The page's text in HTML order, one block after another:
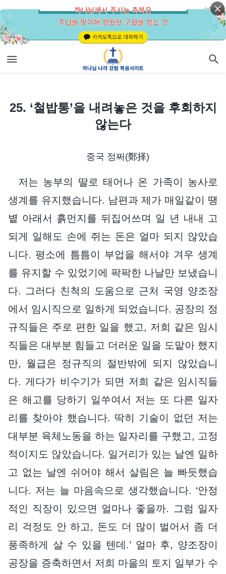
25. ‘철밥통’을 내려놓은 것을 후회하지 않는다
25. ‘철밥통’을 내려놓은 것을 후회하지
않는다
중국 정쩌(鄭择)
저는 농부의 딸로 태어나 온 가족이 농사로
생계를 유지했습니다. 남편과 제가 매일같이 땡
볕 아래서 흙먼지를 뒤집어쓰며 일 년 내내 고
되게 일해도 손에 쥐는 돈은 얼마 되지 않았습
니다. 평소에 틈틈이 부업을 해서야 겨우 생계
를 유지할 수 있었기에 팍팍한 나날만 보냈습니
다. 그러다 친척의 도움으로 근처 국영 양조장
에서 임시직으로 일하게 되었습니다. 공장의 정
규직들은 주로 편한 일을 했고, 저희 같은 임시
직들은 대부분 힘들고 더러운 일을 도맡아 했지
만, 월급은 정규직의 절반밖에 되지 않았습니
다. 게다가 비수기가 되면 저희 같은 임시직들
은 해고를 당하기 일쑤여서 저는 또 다른 일자
리를 찾아야 했습니다. 딱히 기술이 없던 저는
대부분 육체노동을 하는 일자리를 구했고, 고정
적이지도 않았습니다. 일거리가 있는 날엔 일하
고 없는 날엔 쉬어야 해서 살림은 늘 빠듯했습
니다. 저는 늘 마음속으로 생각했습니다. ‘안정
적인 직장이 있으면 얼마나 좋을까. 그럼 일자
리 걱정도 안 하고, 돈도 더 많이 벌어서 좀 더
풍족하게 살 수 있을 텐데.’ 얼마 후, 양조장이
공장을 증축하면서 저희 마을의 토지 일부가 수